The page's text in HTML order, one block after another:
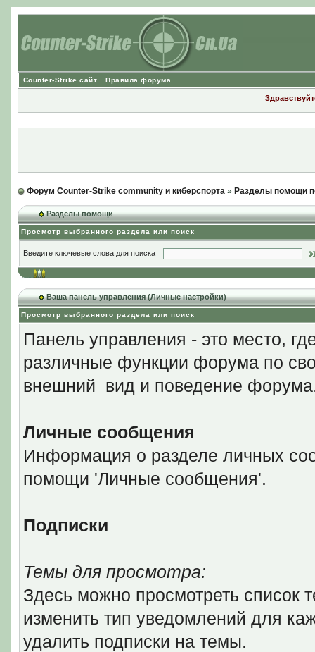
Counter-Strike сайт Правила форума
Форум Counter-Strike community и киберспорта» Разделы помощи
Разделы помощи
Просмотр выбранного раздела или поиск
Введите ключевые слова для поиска
Ваша панель управления (Личные настройки)
Просмотр выбранного раздела или поиск
Панель управления - это место,
различные функции форума по
внешний вид и поведение
Личные сообщения
Информация о разделе личных
помощи 'Личные сообщения'.
Подписки
Темы для просмотра:
Здесь можно просмотреть список
изменить тип уведомлений для
удалить подписки на темы.